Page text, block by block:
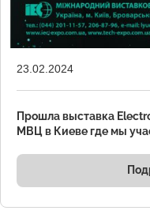
23.02.2024
Прошла выставка
МВЦ в Киеве где мы